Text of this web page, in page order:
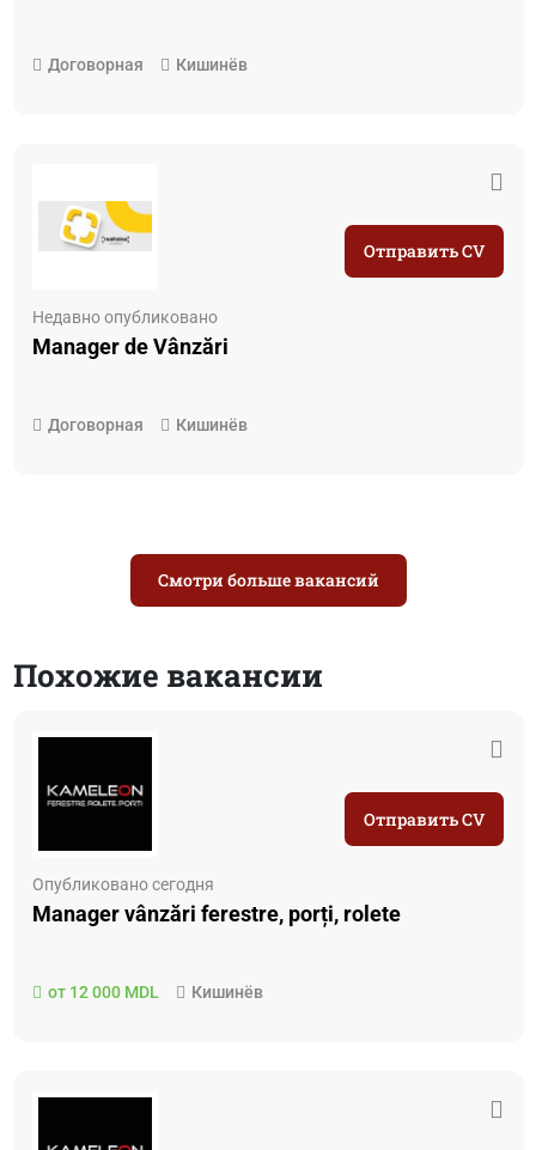
Договорная Кишинёв
Недавно опубликовано
Manager de Vânzări
Договорная Кишинёв
Отправить CV
Смотри больше вакансий
Похожие вакансии
Опубликовано сегодня
Manager vânzări ferestre, porți, rolete
от 12 000 MDL Кишинёв
Отправить CV